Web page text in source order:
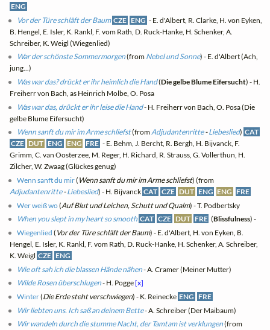
ENG
Vor der Türe schläft der Baum CZE ENG - E. d'Albert, R. Clarke, H. von Eyken,
B. Hengel, E. Isler, K. Rankl, F. vom Rath, D. Ruck-Hanke, H. Schenker, A.
Schreiber, K. Weigl (Wiegenlied)
War der schönste Sommermorgen(from Nebel und Sonne) - E. d'Albert (Ach,
jung...)
Was war das? drückt er ihr heimlich die Hand(Die gelbe Blume Eifersucht) - H.
Freiherr von Bach, as Heinrich Molbe, O. Posa
Was war das, drückt er ihr leise die Hand- H. Freiherr von Bach, O. Posa (Die
gelbe Blume Eifersucht)
Wenn sanft du mir im Arme schliefst(fromAdjudantenritte-Liebeslied) CAT
CZE DUT ENG ENG FRE - E. Behm, J. Bercht, R. Bergh, H. Bijvanck, F.
Grimm, C. van Oosterzee, M. Reger, H. Richard, R. Strauss, G. Vollerthun, H.
Zilcher, W. Zwaag (Glückes genug)
Wenn sanft du mir( Wenn sanft du mir im Arme schliefst) (from
Adjudantenritte-Liebeslied) - H. Bijvanck CAT CZE DUT ENG ENG FRE
Wer weiß wo(Auf Blut und Leichen, Schutt und Qualm) - T. Podbertsky
When you slept in my heart so smooth CAT CZE DUT FRE (Blissfulness) -
Wiegenlied ( Vor der Türe schläft der Baum) - E. d'Albert, H. von Eyken, B.
Hengel, E. Isler, K. Rankl, F. vom Rath, D. Ruck-Hanke, H. Schenker, A. Schreiber,
K. Weigl CZE ENG
Wie oft sah ich die blassen Hände nähen- A. Cramer (Meiner Mutter)
Wilde Rosen überschlugen- H. Pogge[x]
Winter(Die Erde steht verschwiegen) - K. Reinecke ENG FRE
Wir liebten uns. Ich saß an deinem Bette- A. Schreiber (Der Maibaum)
Wir wandeln durch die stumme Nacht, der Tamtam ist verklungen(from